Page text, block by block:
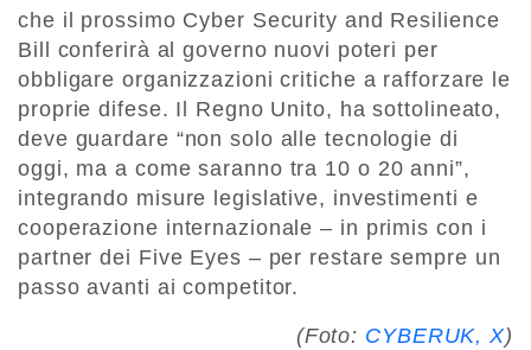
che il prossimo Cyber Security and Resilience
Bill conferirà al governo nuovi poteri per
obbligare organizzazioni critiche a rafforzare le
proprie difese. Il Regno Unito, ha sottolineato,
deve guardare “non solo alle tecnologie di
oggi, ma a come saranno tra 10 o 20 anni”,
integrando misure legislative, investimenti e
cooperazione internazionale – in primis con i
partner dei Five Eyes – per restare sempre un
passo avanti ai competitor.
(Foto: CYBERUK, X)